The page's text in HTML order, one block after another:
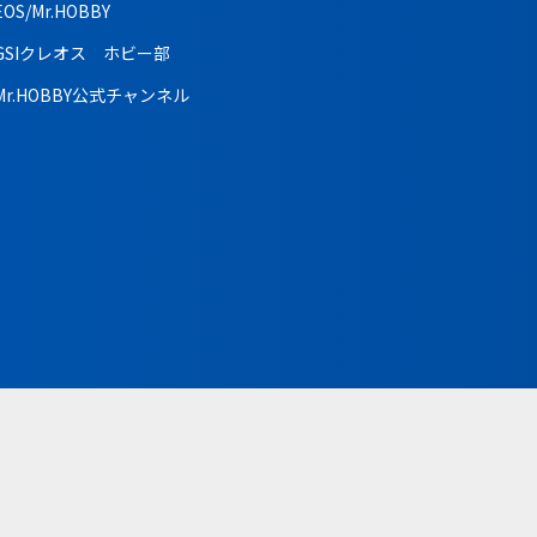
Mr.HOBBY
クレオス ホビー部
公式チャンネル